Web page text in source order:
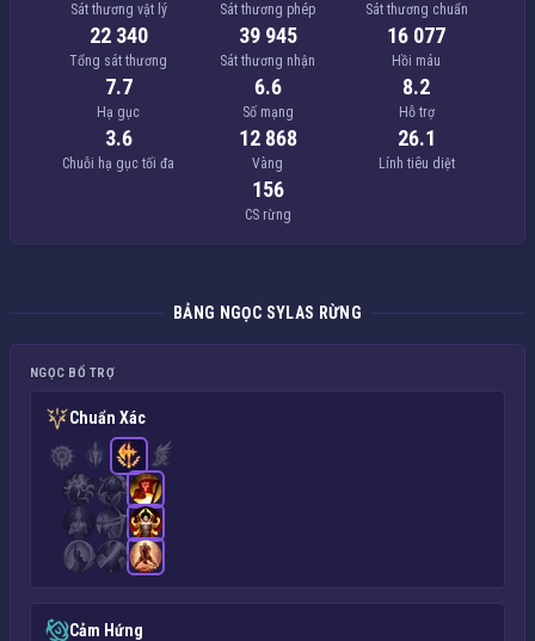
Sát thương vật lý Sát thương phép Sát thương chuẩn
22 340
Tổng sát thương
39 945
Sát thương nhận
16 077
Hồi máu
7.7
Hạ gục
6.6
Số mạng
8.2
Hỗ trợ
3.6
Chuỗi hạ gục tối đa
12 868
Vàng
26.1
Lính tiêu diệt
156
CS rừng
BẢNG NGỌC SYLAS RỪNG
NGỌC BỔ TRỢ
Chuẩn Xác
Cảm Hứng